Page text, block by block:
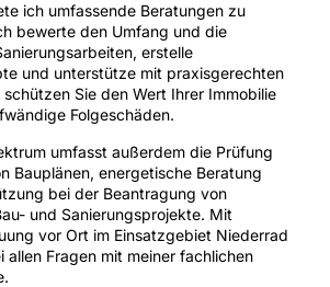
ich umfassende Beratungen zu
bewerte den Umfang und die
erstelle
und unterstütze mit praxisgerechten
schützen Sie den Wert Ihrer Immobilie
Folgeschäden.
umfasst außerdem die Prüfung
Bauplänen, energetische Beratung
bei der Beantragung von
und Sanierungsprojekte. Mit
vor Ort im Einsatzgebiet Niederrad
allen Fragen mit meiner fachlichen